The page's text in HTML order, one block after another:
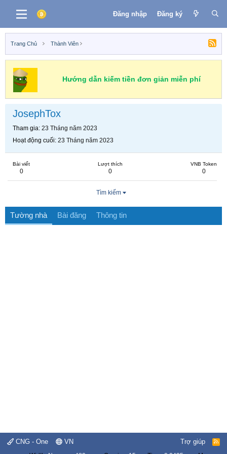
Đăng nhập Đăng ký
Trang Chủ Thành Viên
Hướng dẫn kiếm tiền đơn giản miễn phí
JosephTox
Tham gia 23 Tháng năm 2023
Hoạt động cuối 23 Tháng năm 2023
Bài viết
0
Lượt thích
0
VNB Token
0
Tìm kiếm
Tường nhà Bài đăng Thông tin
CNG - One VN Trợ giúp
R